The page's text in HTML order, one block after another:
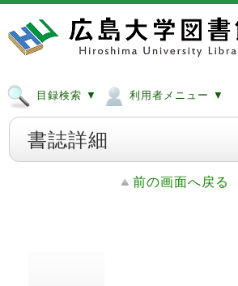
目録検索 ▼ 利用者メニュー ▼
書誌詳細
前の画面へ戻る